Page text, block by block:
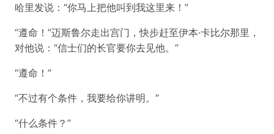
哈里发说：“你马上把他叫到我这里来！”
“遵命！”迈斯鲁尔走出宫门，快步赶至伊本·卡比尔那里，
对他说：“信士们的长官要你去见他。”
“遵命！”
“不过有个条件，我要给你讲明。”
“什么条件？”